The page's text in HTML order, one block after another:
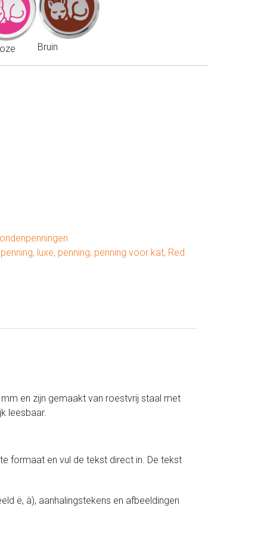
Bruin
, luxe, penning, penning voor kat, Red
en zijn gemaakt van roestvrij staal met
leesbaar.
formaat en vul de tekst direct in. De tekst
ë, à), aanhalingstekens en afbeeldingen